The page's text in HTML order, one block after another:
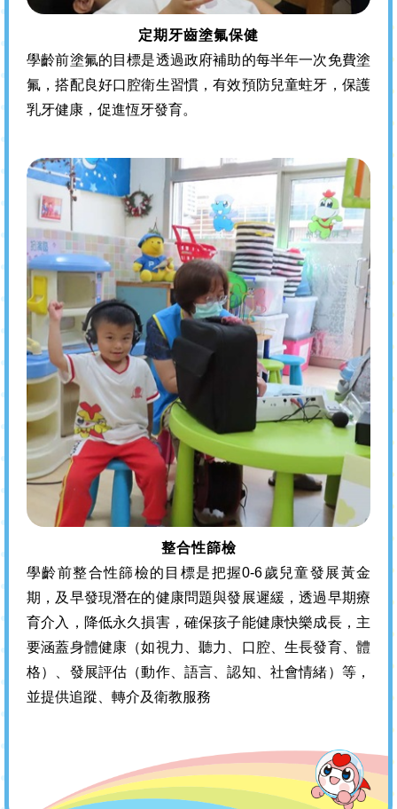
定期牙齒塗氟保健
學齡前塗氟的目標是透過政府補助的每半年一次免費塗
氟，搭配良好口腔衛生習慣，有效預防兒童蛀牙，保護
乳牙健康，促進恆牙發育。
整合性篩檢
學齡前整合性篩檢的目標是把握0-6歲兒童發展黃金
期，及早發現潛在的健康問題與發展遲緩，透過早期療
育介入，降低永久損害，確保孩子能健康快樂成長，主
要涵蓋身體健康（如視力、聽力、口腔、生長發育、體
格）、發展評估（動作、語言、認知、社會情緒）等，
並提供追蹤、轉介及衛教服務